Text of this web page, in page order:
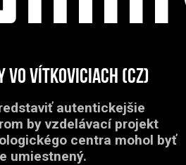
vo Vítkoviciach (CZ)
autentickejšie
by vzdelávací projekt
centra mohol byť
umiestnený.